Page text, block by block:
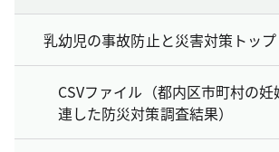
乳幼児の事故防止と災害対策トップ
CSVファイル（都内区市町村の
連した防災対策調査結果）